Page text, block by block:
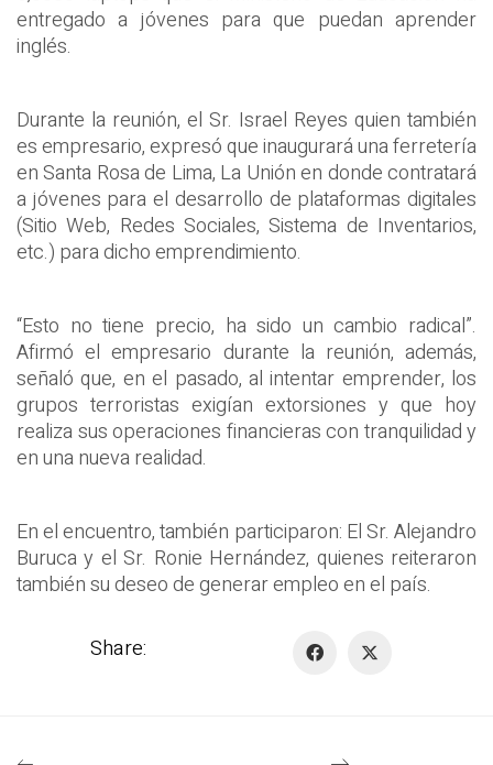
entregado a jóvenes para que puedan aprender
inglés.
Durante la reunión, el Sr. Israel Reyes quien también
es empresario, expresó que inaugurará una ferretería
en Santa Rosa de Lima, La Unión en donde contratará
a jóvenes para el desarrollo de plataformas digitales
(Sitio Web, Redes Sociales, Sistema de Inventarios,
etc.) para dicho emprendimiento.
“Esto no tiene precio, ha sido un cambio radical”.
Afirmó el empresario durante la reunión, además,
señaló que, en el pasado, al intentar emprender, los
grupos terroristas exigían extorsiones y que hoy
realiza sus operaciones financieras con tranquilidad y
en una nueva realidad.
En el encuentro, también participaron: El Sr. Alejandro
Buruca y el Sr. Ronie Hernández, quienes reiteraron
también su deseo de generar empleo en el país.
Share: